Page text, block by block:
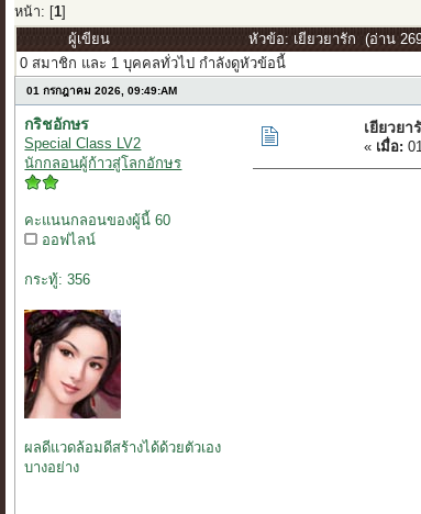
หน้า: [1
ผู้เขียน
หัวข้อ: เยียวยารัก (อ่าน
0 สมาชิก และ 1 บุคคลทั่วไป กำลังดูหัวข้อนี้
01 กรกฎาคม 2026, 09:49:AM
กริชอักษร
Special Class LV2
นักกลอนผู้ก้าวสู่โลกอักษร
คะแนนกลอนของผู้นี้ 60
ออฟไลน์
กระทู้: 356
ผลดีแวดล้อมดีสร้างได้ด้วยตัวเอง
บางอย่าง
เยียวยา
« เมื่อ: